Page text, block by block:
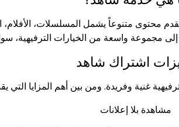
متنوعاً يشمل المسلسلات، الأفلام،
مجموعة واسعة من الخيارات الترفيهية،
اشتراك شاهد
غنية وفريدة. ومن بين أهم المزايا التي
مشاهدة بلا إعلانات